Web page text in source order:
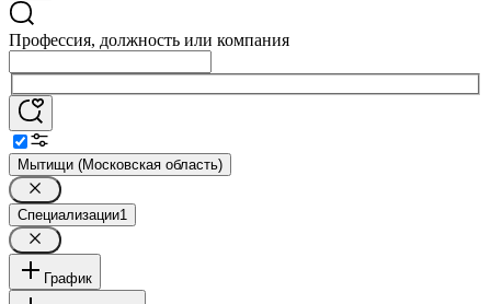
Профессия, должность или компания
Мытищи (Московская область)
Специализации1
График